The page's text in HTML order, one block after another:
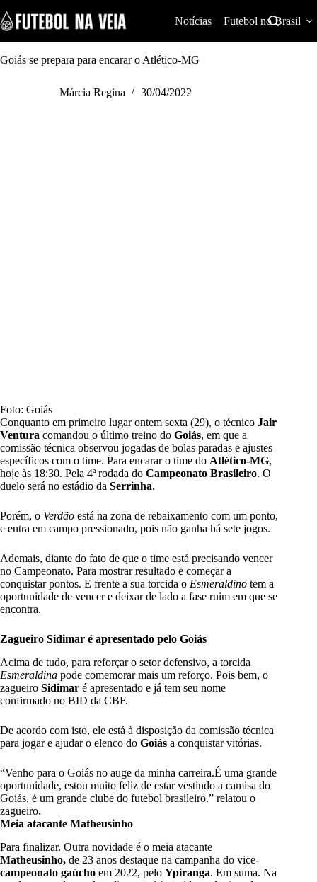
k
i
p
t
Notícias Futebol no Brasil
Goiás se prepara para encarar o Atlético-MG
Márcia Regina 30/04/2022
Foto: Goiás
Conquanto em primeiro lugar ontem sexta (29), o técnico Jair
Ventura comandou o último treino do Goiás, em que a
comissão técnica observou jogadas de bolas paradas e ajustes
específicos com o time. Para encarar o time do Atlético-MG,
hoje às 18:30. Pela 4ªrodada do Campeonato Brasileiro. O
duelo será no estádio da Serrinha.
Porém, o Verdão está na zona de rebaixamento com um ponto,
e entra em campo pressionado, pois não ganha há sete jogos.
Ademais, diante do fato de que o time está precisando vencer
no Campeonato. Para mostrar resultado e começar a
conquistar pontos. E frente a sua torcida o Esmeraldino tem a
oportunidade de vencer e deixar de lado a fase ruim em que se
encontra.
Zagueiro Sidimar é apresentado pelo Goiás
Acima de tudo, para reforçar o setor defensivo, a torcida
Esmeraldina pode comemorar mais um reforço. Pois bem, o
zagueiro Sidimar é apresentado e já tem seu nome
confirmado no BID da CBF.
De acordo com isto, ele está à disposição da comissão técnica
para jogar e ajudar o elenco do Goiás a conquistar vitórias.
“Venho para o Goiás no auge da minha carreira.É uma grande
oportunidade, estou muito feliz de estar vestindo a camisa do
Goiás, é um grande clube do futebol brasileiro.” relatou o
zagueiro.
Meia atacante Matheusinho
Para finalizar. Outra novidade é o meia atacante
Matheusinho, de 23 anos destaque na campanha do vice-
campeonato gaúcho em 2022, pelo Ypiranga. Em suma. Na